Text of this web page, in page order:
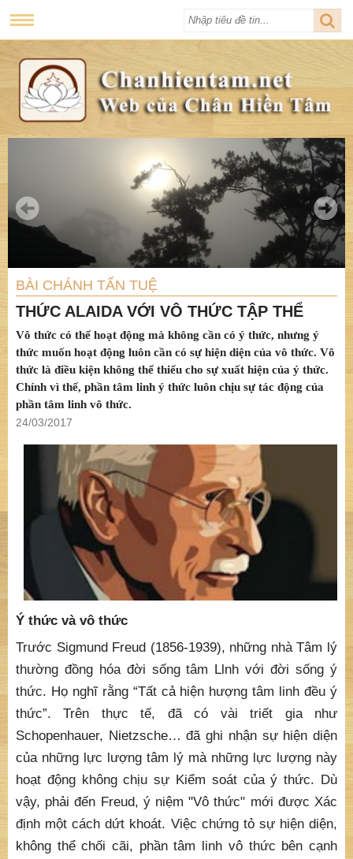
BÀI CHÁNH TẤN TUỆ
THỨC ALAIDA VỚI VÔ THỨC TẬP THỂ
Vô thức có thể hoạt động mà không cần có ý thức, nhưng ý
thức muốn hoạt động luôn cần có sự hiện diện của vô thức. Vô
thức là điều kiện không thể thiếu cho sự xuất hiện của ý thức.
Chính vì thế, phần tâm linh ý thức luôn chịu sự tác động của
phần tâm linh vô thức.
24/03/2017
Ý thức và vô thức
Trước Sigmund Freud (1856-1939), những nhà Tâm lý
thường đồng hóa đời sống tâm Llnh với đời sống ý
thức. Họ nghĩ rằng “Tất cả hiện hượng tâm linh đều ý
thức”. Trên thực tế, đã có vài triết gia như
Schopenhauer, Nietzsche… đã ghi nhận sự hiện diện
của những lực lượng tâm lý mà những lực lượng này
hoạt động không chịu sự Kiểm soát của ý thức. Dù
vậy, phải đến Freud, ý niệm "Vô thức" mới được Xác
định một cách dứt khoát. Việc chứng tỏ sự hiện diện,
không thể chối cãi, phần tâm linh vô thức bên cạnh